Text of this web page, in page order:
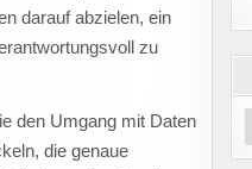
darauf abzielen, ein
zu
den Umgang mit Daten
die genaue